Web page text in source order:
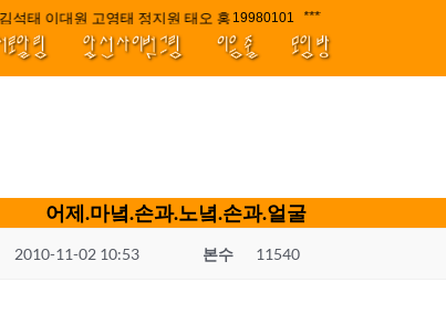
태 이대원 고영태 정지원 태오 홍 최윤호 백지원 김효정 금드레
19980101////||||****||||
로알림 앞선사이벗그림 이음줄 모임방
어제.마녘.손과.노녘.손과.얼굴
2010-11-02 10:53 본수 11540